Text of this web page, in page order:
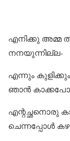
എനിക്കു അമ്മ
നനയുന്നില്ല-
എന്നും
ഞാന്‍
എന്റച്ഛനൊരു
ചെന്നപ്പോള്‍